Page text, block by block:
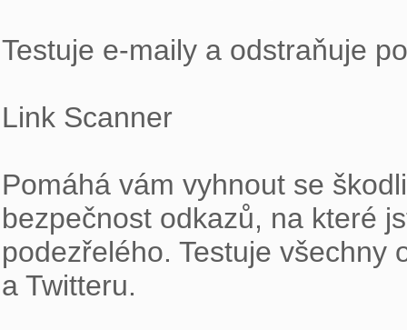
Testuje e-maily a odstraňuje
Link Scanner
Pomáhá vám vyhnout se
bezpečnost odkazů, na které
podezřelého. Testuje všechny
a Twitteru.